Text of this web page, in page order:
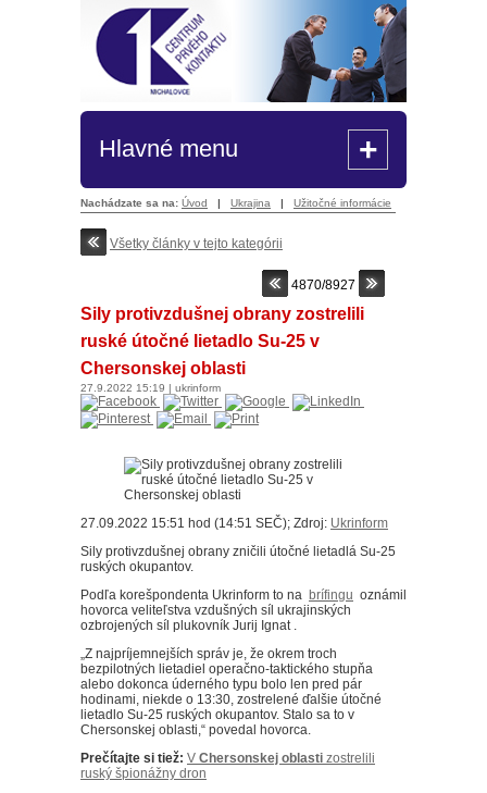
Hlavné menu +
Nachádzate sa na: Úvod | Ukrajina | Užitočné informácie
Všetky články v tejto kategórii
4870/8927
Sily protivzdušnej obrany zostrelili
ruské útočné lietadlo Su-25 v
Chersonskej oblasti
27.9.2022 15:19 | ukrinform
27.09.2022 15:51 hod (14:51 SEČ); Zdroj: Ukrinform
Sily protivzdušnej obrany zničili útočné lietadlá Su-25
ruských okupantov.
Podľa korešpondenta Ukrinform to na brífingu oznámil
hovorca veliteľstva vzdušných síl ukrajinských
ozbrojených síl plukovník Jurij Ignat .
„Z najpríjemnejších správ je, že okrem troch
bezpilotných lietadiel operačno-taktického stupňa
alebo dokonca úderného typu bolo len pred pár
hodinami, niekde o 13:30, zostrelené ďalšie útočné
lietadlo Su-25 ruských okupantov. Stalo sa to v
Chersonskej oblasti,“ povedal hovorca.
Prečítajte si tiež: V Chersonskej oblasti zostrelili
ruský špionážny dron